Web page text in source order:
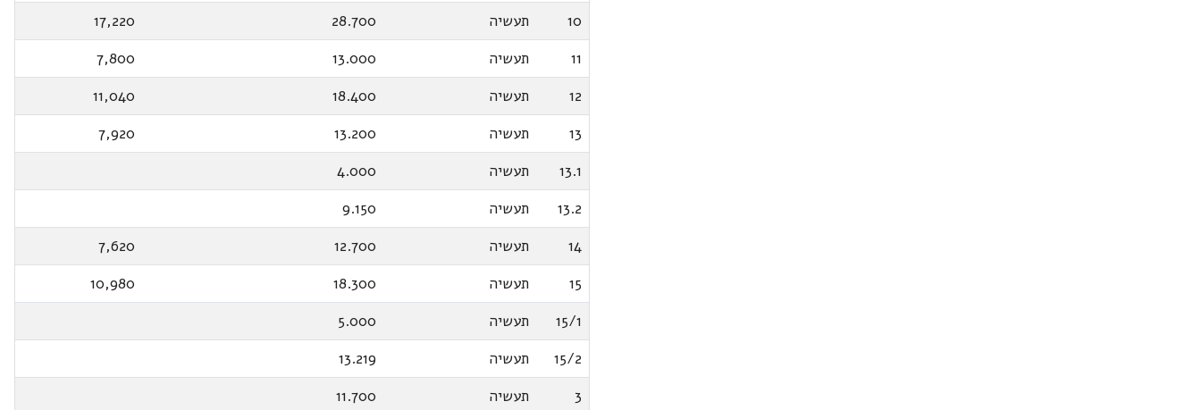
10
תעשיה 28.700
17,220
11
תעשיה 13.000
7,800
12
תעשיה 18.400
11,040
13
תעשיה 13.200
7,920
13.1
תעשיה
4.000
13.2
תעשיה
9.150
14
תעשיה 12.700
7,620
15
תעשיה 18.300
10,980
15/1
תעשיה
5.000
15/2
תעשיה
13.219
3
תעשיה
11.700